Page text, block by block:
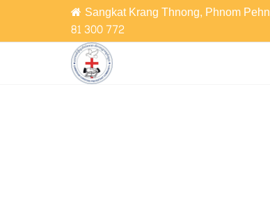
the
Sangkat Krang Thnong, Phnom Pehn
81 300 772
CCPC